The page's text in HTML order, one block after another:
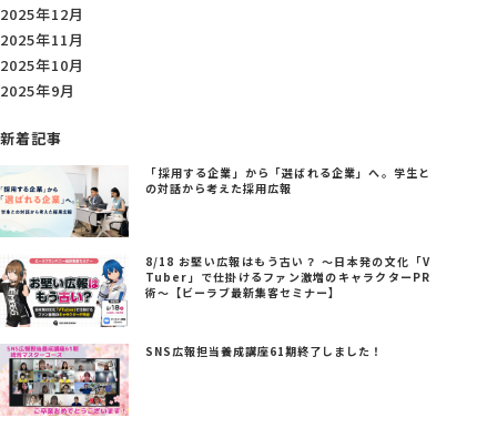
2025年12月
2025年11月
2025年10月
2025年9月
新着記事
「採用する企業」から「選ばれる企業」へ。学生と
の対話から考えた採用広報
8/18 お堅い広報はもう古い？ ～日本発の文化「V
Tuber」で仕掛けるファン激増のキャラクターPR
術～【ビーラブ最新集客セミナー】
SNS広報担当養成講座61期終了しました！